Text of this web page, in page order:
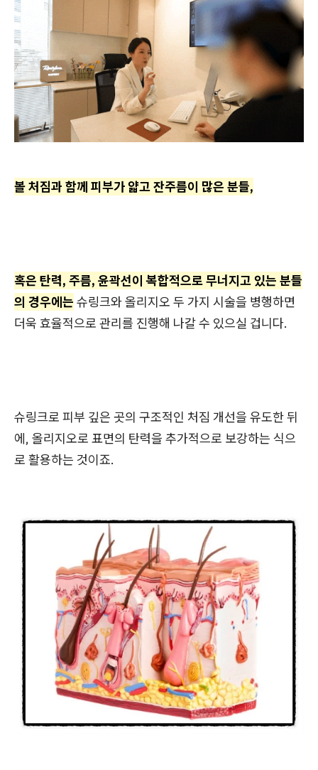
볼 처짐과 함께 피부가 얇고 잔주름이 많은 분들,
혹은 탄력, 주름, 윤곽선이 복합적으로 무너지고 있는 분들
의 경우에는 슈링크와 올리지오 두 가지 시술을 병행하면
더욱 효율적으로 관리를 진행해 나갈 수 있으실 겁니다.
슈링크로 피부 깊은 곳의 구조적인 처짐 개선을 유도한 뒤
에, 올리지오로 표면의 탄력을 추가적으로 보강하는 식으
로 활용하는 것이죠.